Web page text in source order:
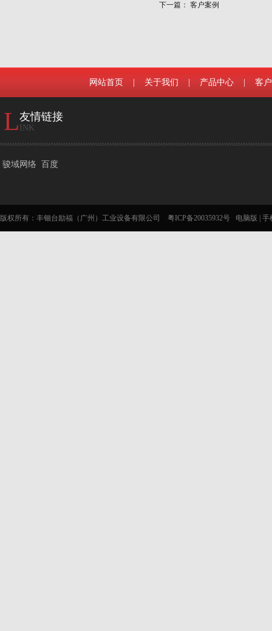
下一篇： 客户案例
网站首页 关于我们 产品中心 客
L友情链接
INK
骏域网络 百度
版权所有：丰钿台励福（广州）工业设备有限公司 粤ICP备20035932号 电脑版 手